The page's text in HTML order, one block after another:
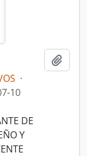
·
10
DE
Y